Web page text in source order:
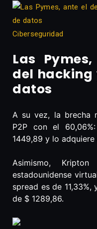
Ciberseguridad
Las
del hacking
datos
A su vez, la brecha
P2P con el
1449,89 y lo
Asimismo,
estadounidense
spread es de
de $ 1289,86.